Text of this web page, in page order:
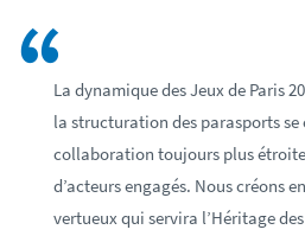
La dynamique des Jeux de Paris
la structuration des parasports
collaboration toujours plus étroite
d’acteurs engagés. Nous créons
vertueux qui servira l’Héritage